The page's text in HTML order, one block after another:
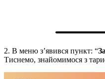
2. В меню з’явився пункт: “
Тиснемо, знайомимося з